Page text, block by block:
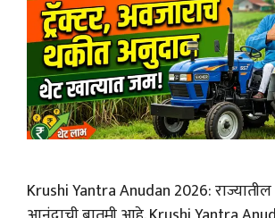
Krushi Yantra Anudan 2026: